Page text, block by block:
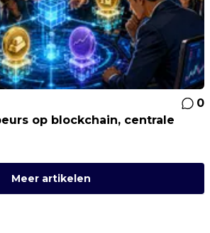
0
op blockchain, centrale
Meer artikelen